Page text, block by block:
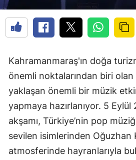
Kahramanmaraş'ın doğa
önemli noktalarından biri olan
yaklaşan önemli bir müzik
yapmaya hazırlanıyor. 5
akşamı, Türkiye’nin pop
sevilen isimlerinden Oğuzhan
atmosferinde hayranlarıyla